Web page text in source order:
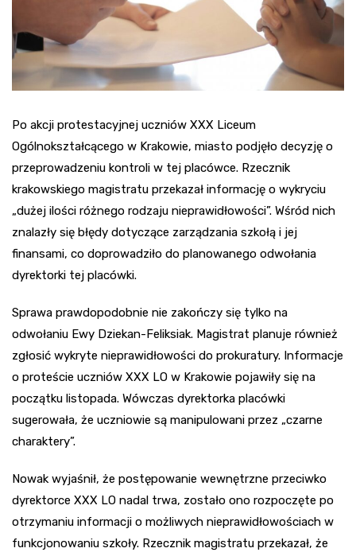
Po akcji protestacyjnej uczniów XXX Liceum
Ogólnokształcącego w Krakowie, miasto podjęło decyzję o
przeprowadzeniu kontroli w tej placówce. Rzecznik
krakowskiego magistratu przekazał informację o wykryciu
„dużej ilości różnego rodzaju nieprawidłowości”. Wśród nich
znalazły się błędy dotyczące zarządzania szkołą i jej
finansami, co doprowadziło do planowanego odwołania
dyrektorki tej placówki.
Sprawa prawdopodobnie nie zakończy się tylko na
odwołaniu Ewy Dziekan-Feliksiak. Magistrat planuje również
zgłosić wykryte nieprawidłowości do prokuratury. Informacje
o proteście uczniów XXX LO w Krakowie pojawiły się na
początku listopada. Wówczas dyrektorka placówki
sugerowała, że uczniowie są manipulowani przez „czarne
charaktery”.
Nowak wyjaśnił, że postępowanie wewnętrzne przeciwko
dyrektorce XXX LO nadal trwa, zostało ono rozpoczęte po
otrzymaniu informacji o możliwych nieprawidłowościach w
funkcjonowaniu szkoły. Rzecznik magistratu przekazał, że